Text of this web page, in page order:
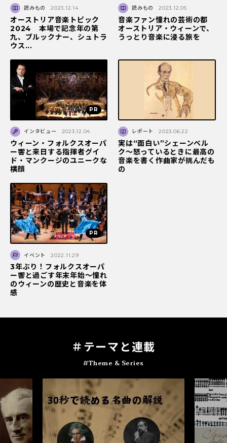
読みもの 2023.12.14
オーストリア音楽トピック
2024 本場で記念年の第
九、ブルックナー、シュトラ
ウス...
読みもの 2023.12.05
音楽ファン憧れの芸術の都
オーストリア・ウィーンで、
うっとり音楽に浸る旅を
インタビュー 2023.12.04
ウィーン・フォルクスオーパ
ー響と来日する指揮者グイ
ド・マンクージのユニークな
横顔
レポート 2023.06.22
実は“面白い”シェーンベル
ク～怒っているときに最高の
音楽を書く作曲家が挑んだも
の
イベント 2022.11.29
3年ぶり！フォルクスオーパ
ー響と過ごす年末年始～憧れ
のウィーンの歴史と音楽を体
感
＃テー マと連載
#Theme & Series